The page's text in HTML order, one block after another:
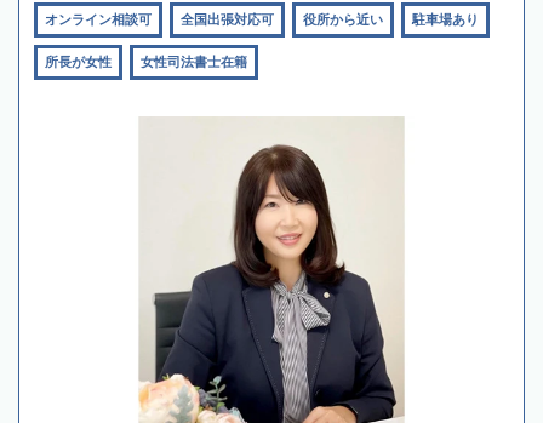
オンライン相談可 全国出張対応可 役所から近い 駐車場あり
所長が女性 女性司法書士在籍